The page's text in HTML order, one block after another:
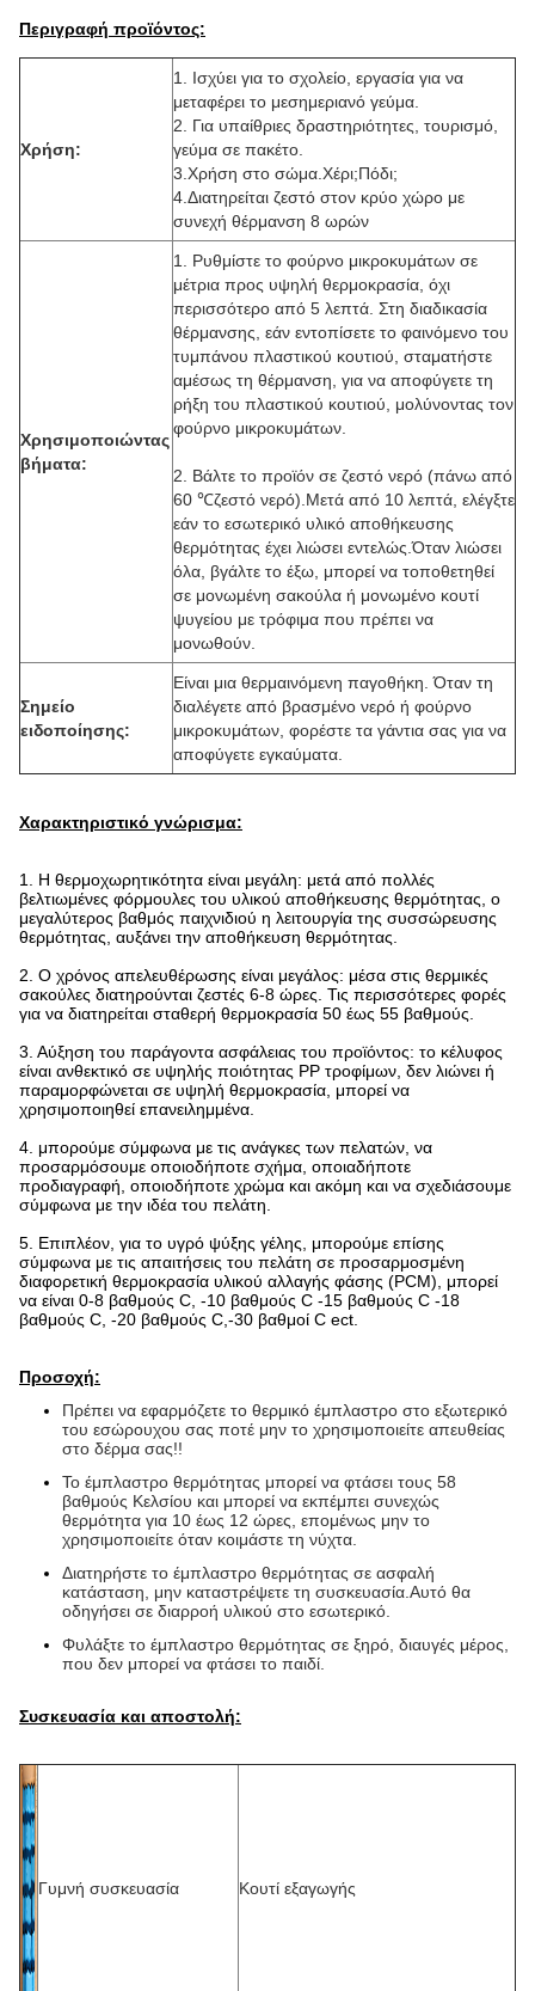
Περιγραφή προϊόντος:
Χρήση:
1. Ισχύει για το σχολείο, εργασία για να
μεταφέρει το μεσημεριανό γεύμα.
2. Για υπαίθριες δραστηριότητες, τουρισμό,
γεύμα σε πακέτο.
3. Χρήση στο σώμα.Χέρι;Πόδι;
4. Διατηρείται ζεστό στον κρύο χώρο με
συνεχή θέρμανση 8 ωρών
Χρησιμοποιώντας
βήματα:
1. Ρυθμίστε το φούρνο μικροκυμάτων σε
μέτρια προς υψηλή θερμοκρασία, όχι
περισσότερο από 5 λεπτά. Στη διαδικασία
θέρμανσης, εάν εντοπίσετε το φαινόμενο του
τυμπάνου πλαστικού κουτιού, σταματήστε
αμέσως τη θέρμανση, για να αποφύγετε τη
ρήξη του πλαστικού κουτιού, μολύνοντας τον
φούρνο μικροκυμάτων.
2. Βάλτε το προϊόν σε ζεστό νερό (πάνω από
60 ℃ζεστό νερό).Μετά από 10 λεπτά, ελέγξτε
εάν το εσωτερικό υλικό αποθήκευσης
θερμότητας έχει λιώσει εντελώς.Όταν λιώσει
όλα, βγάλτε το έξω, μπορεί να τοποθετηθεί
σε μονωμένη σακούλα ή μονωμένο κουτί
ψυγείου με τρόφιμα που πρέπει να
μονωθούν.
Σημείο
ειδοποίησης:
Είναι μια θερμαινόμενη παγοθήκη. Όταν τη
διαλέγετε από βρασμένο νερό ή φούρνο
μικροκυμάτων, φορέστε τα γάντια σας για να
αποφύγετε εγκαύματα.
Χαρακτηριστικό γνώρισμα:
1. Η θερμοχωρητικότητα είναι μεγάλη: μετά από πολλές
βελτιωμένες φόρμουλες του υλικού αποθήκευσης θερμότητας, ο
μεγαλύτερος βαθμός παιχνιδιού η λειτουργία της συσσώρευσης
θερμότητας, αυξάνει την αποθήκευση θερμότητας.
2. Ο χρόνος απελευθέρωσης είναι μεγάλος: μέσα στις θερμικές
σακούλες διατηρούνται ζεστές 6-8 ώρες. Τις περισσότερες φορές
για να διατηρείται σταθερή θερμοκρασία 50 έως 55 βαθμούς.
3. Αύξηση του παράγοντα ασφάλειας του προϊόντος: το κέλυφος
είναι ανθεκτικό σε υψηλής ποιότητας PP τροφίμων, δεν λιώνει ή
παραμορφώνεται σε υψηλή θερμοκρασία, μπορεί να
χρησιμοποιηθεί επανειλημμένα.
4. μπορούμε σύμφωνα με τις ανάγκες των πελατών, να
προσαρμόσουμε οποιοδήποτε σχήμα, οποιαδήποτε
προδιαγραφή, οποιοδήποτε χρώμα και ακόμη και να σχεδιάσουμε
σύμφωνα με την ιδέα του πελάτη.
5. Επιπλέον, για το υγρό ψύξης γέλης, μπορούμε επίσης
σύμφωνα με τις απαιτήσεις του πελάτη σε προσαρμοσμένη
διαφορετική θερμοκρασία υλικού αλλαγής φάσης (PCM), μπορεί
να είναι 0-8 βαθμούς C, -10 βαθμούς C -15 βαθμούς C -18
βαθμούς C, -20 βαθμούς C,-30 βαθμοί C ect.
Προσοχή:
Πρέπει να εφαρμόζετε το θερμικό έμπλαστρο στο εξωτερικό
του εσώρουχου σας ποτέ μην το χρησιμοποιείτε απευθείας
στο δέρμα σας!!
Το έμπλαστρο θερμότητας μπορεί να φτάσει τους 58
βαθμούς Κελσίου και μπορεί να εκπέμπει συνεχώς
θερμότητα για 10 έως 12 ώρες, επομένως μην το
χρησιμοποιείτε όταν κοιμάστε τη νύχτα.
Διατηρήστε το έμπλαστρο θερμότητας σε ασφαλή
κατάσταση, μην καταστρέψετε τη συσκευασία.Αυτό θα
οδηγήσει σε διαρροή υλικού στο εσωτερικό.
Φυλάξτε το έμπλαστρο θερμότητας σε ξηρό, διαυγές μέρος,
που δεν μπορεί να φτάσει το παιδί.
Συσκευασία και αποστολή:
Γυμνή συσκευασία Κουτί εξαγωγής